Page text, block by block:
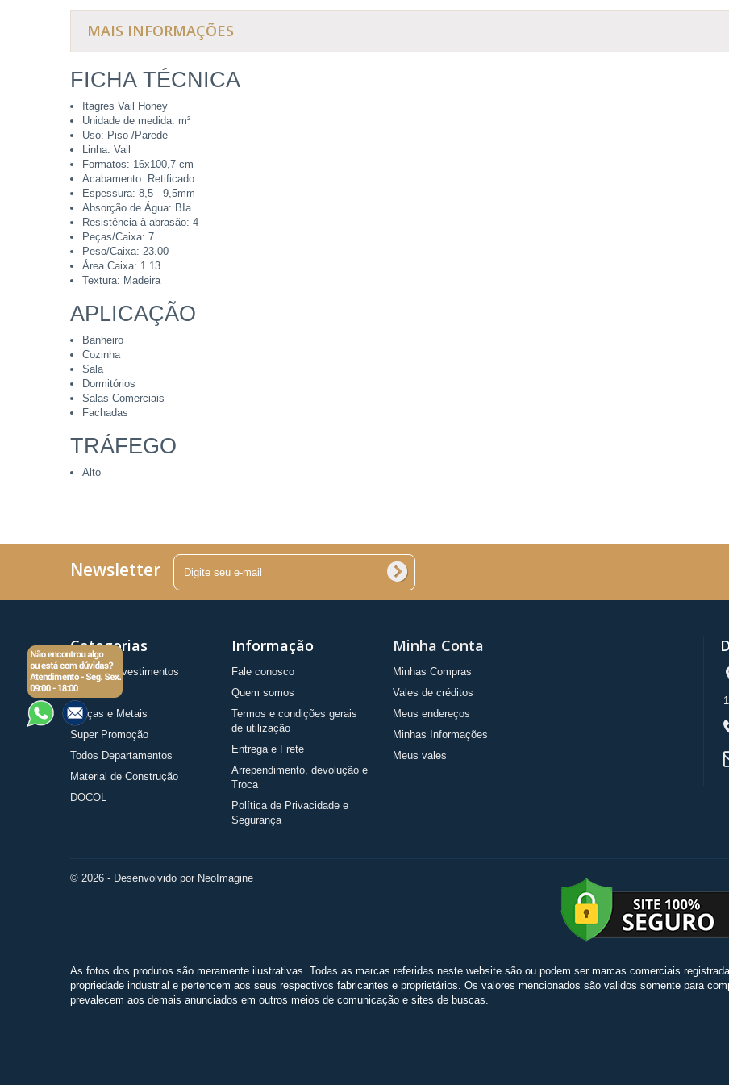
MAIS INFORMAÇÕES
FICHA TÉCNICA
Itagres Vail Honey
Unidade de medida: m²
Uso: Piso /Parede
Linha: Vail
Formatos: 16x100,7 cm
Acabamento: Retificado
Espessura: 8,5 - 9,5mm
Absorção de Água: BIa
Resistência à abrasão: 4
Peças/Caixa: 7
Peso/Caixa: 23.00
Área Caixa: 1.13
Textura: Madeira
APLICAÇÃO
Banheiro
Cozinha
Sala
Dormitórios
Salas Comerciais
Fachadas
TRÁFEGO
Alto
Newsletter
Categorias
Pisos e Revestimentos
Detalhes
Louças e Metais
Super Promoção
Todos Departamentos
Material de Construção
DOCOL
Informação
Fale conosco
Quem somos
Termos e condições gerais
de utilização
Entrega e Frete
Arrependimento, devolução e
Troca
Política de Privacidade e
Segurança
© 2026 - Desenvolvido por NeoImagine
Minha Conta
Minhas Compras
Vales de créditos
Meus endereços
Minhas Informações
Meus vales
As fotos dos produtos são meramente ilustrativas. Todas as marcas referidas neste website são ou podem ser marcas comerciais
propriedade industrial e pertencem aos seus respectivos fabricantes e proprietários. Os valores mencionados são validos somente para
prevalecem aos demais anunciados em outros meios de comunicação e sites de buscas.